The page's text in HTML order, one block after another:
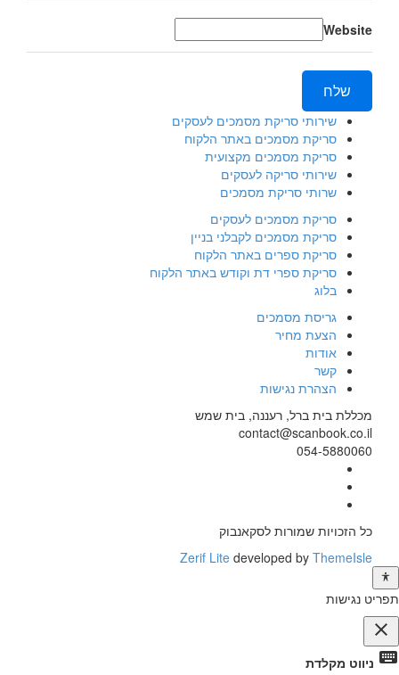
Website
שלח
שירותי סריקת מסמכים לעסקים
סריקת מסמכים באתר הלקוח
סריקת מסמכים מקצועית
שירותי סריקה לעסקים
שרותי סריקת מסמכים
סריקת מסמכים לעסקים
סריקת מסמכים לקבלני בניין
סריקת ספרים באתר הלקוח
סריקת ספרי דת וקודש באתר הלקוח
בלוג
גריסת מסמכים
הצעת מחיר
אודות
קשר
הצהרת נגישות
מכללת בית ברל, רעננה, בית שמש
contact@scanbook.co.il
054-5880060
כל הזכויות שמורות לסקאנבוק
Zerif Lite developed by ThemeIsle
תפריט נגישות
close
פתיחה
וסגירה
keyboard ניווט מקלדת